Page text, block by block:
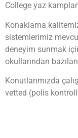
College yaz
Konaklama
sistemlerimiz
deneyim sunmak
okullarından
Konutlarımızda
vetted (polis